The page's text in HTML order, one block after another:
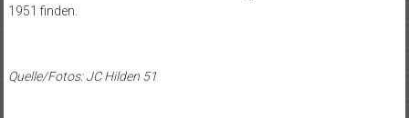
1951 finden.
Quelle/Fotos: JC Hilden 51